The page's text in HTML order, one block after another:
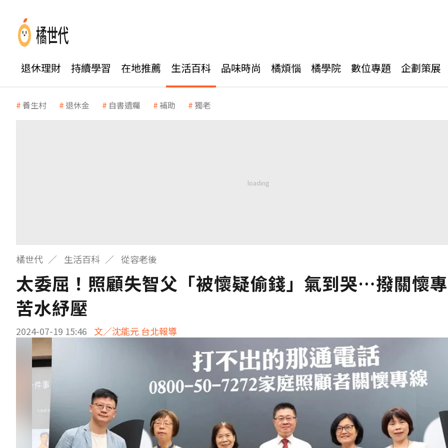
退休理財 持續學習 在地推薦 生活百科 品味時尚 橘煩惱 橘學院 數位專題 企劃策展
養生村 退休金 自書遺囑 補助 獨老
橘世代 生活百科 從容老後
太委屈！照顧失智父「被懷疑偷錢」氣到哭…撥關懷
苦水紓壓
2024-07-19 15:46 文／沈能元 台北報導